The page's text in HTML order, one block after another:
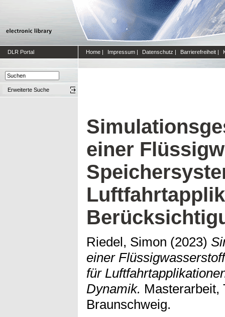
DLR Portal Home | Impressum | Datenschutz | Barrierefreiheit |
Erweiterte Suche
einer
Riedel, Simon (2023)
einer
für
Dynamik. Masterarbeit,
Braunschweig.